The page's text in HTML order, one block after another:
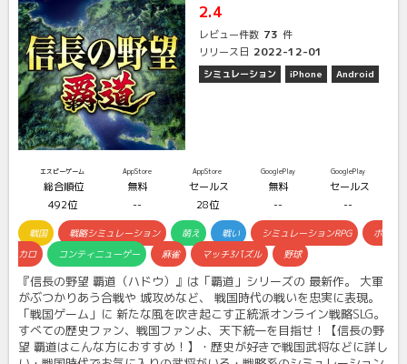
2.4
レビュー件数 73 件
リリース日 2022-12-01
シミュレーション iPhone Android
エスピーゲーム
総合順位
492位
AppStore
無料
--
AppStore
セールス
28位
GooglePlay
無料
--
GooglePlay
セールス
--
戦国 戦略シミュレーション 萌え 戦い シミュレーションRPG
ボ
カロ
コンティニューゲー 麻雀 マッチ3パズル 野球
『信長の野望 覇道（ハドウ）』は「覇道」シリーズの 最新作。 大軍
がぶつかりあう合戦や 城攻めなど、 戦国時代の戦いを忠実に表現。
「戦国ゲーム」に 新たな風を吹き起こす正統派オンライン戦略SLG。
すべての歴史ファン、戦国ファンよ、天下統一を目指せ！【信長の野
望 覇道はこんな方におすすめ！】・歴史が好きで戦国武将などに詳し